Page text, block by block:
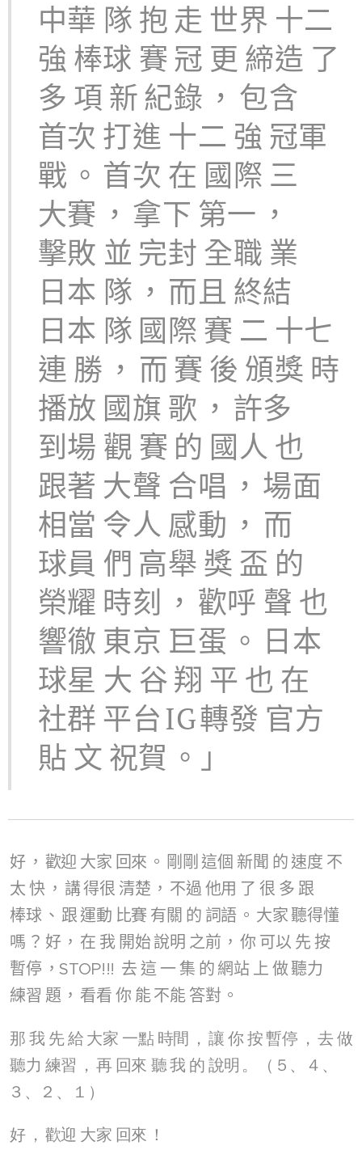
中華 隊 抱 走 世界 十二
強 棒球 賽 冠 更 締造 了
多 項 新紀錄 ， 包含
首次 打進 十二 強 冠軍
戰 。 首次 在 國際 三
大賽 ， 拿下 第一 ，
擊敗 並 完封 全職 業
日本 隊 ， 而且 終結
日本 隊 國際 賽 二 十七
連 勝 ， 而賽 後 頒獎 時
播放 國旗 歌 ， 許多
到場 觀 賽 的 國人 也
跟著 大聲 合唱 ， 場面
相當 令人 感動 ， 而
球員 們 高舉 獎 盃 的
榮耀 時刻 ， 歡呼 聲 也
響徹 東京 巨蛋 。 日本
球星 大 谷翔 平 也 在
社群 平台IG轉發 官方
貼 文 祝賀 。」
好 ， 歡迎 大家 回來 。 剛剛 這個 新聞 的 速度 不
太 快 ， 講得很 清楚 ， 不過 他用 了 很 多 跟
棒球 、 跟 運動 比賽 有關 的 詞語 。 大家聽得懂
嗎 ？ 好 ， 在 我 開始 說明 之前 ， 你 可以 先 按
暫停 ，STOP!!! 去 這 一 集 的 網站 上 做聽力
練習 題 ， 看看 你 能不能 答對 。
那 我 先給 大家 一點 時間 ， 讓 你按暫停 ， 去 做
聽力 練習 ， 再 回來 聽我 的 說明 。（５、４、
３、２、１）
好 ， 歡迎 大家 回來 ！